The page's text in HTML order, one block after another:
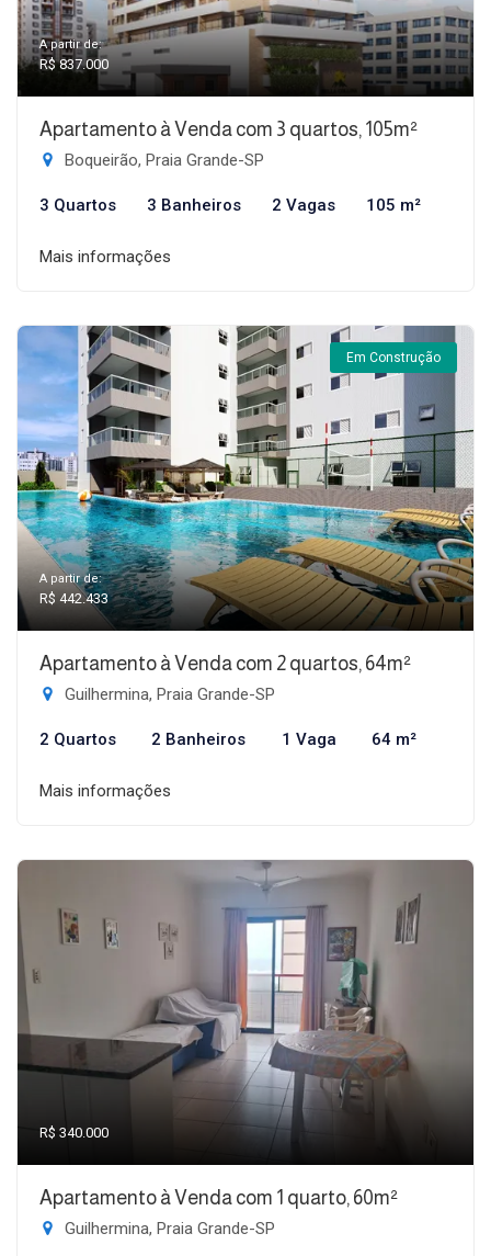
A partir de:
R$ 837.000
Apartamento à Venda com 3 quartos, 105m²
Boqueirão, Praia Grande-SP
3 Quartos 3 Banheiros 2 Vagas 105 m²
Mais informações
Em Construção
A partir de:
R$ 442.433
Apartamento à Venda com 2 quartos, 64m²
Guilhermina, Praia Grande-SP
2 Quartos 2 Banheiros 1 Vaga 64 m²
Mais informações
R$ 340.000
Apartamento à Venda com 1 quarto, 60m²
Guilhermina, Praia Grande-SP